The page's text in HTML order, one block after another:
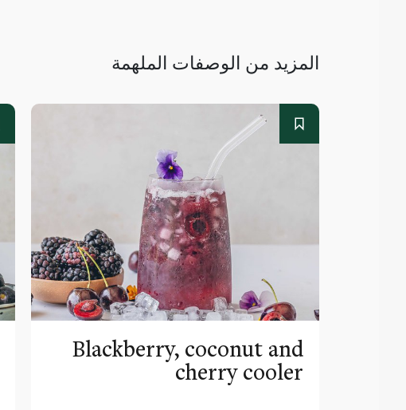
المزيد من الوصفات الملهمة
Blackberry, coconut and
cherry cooler